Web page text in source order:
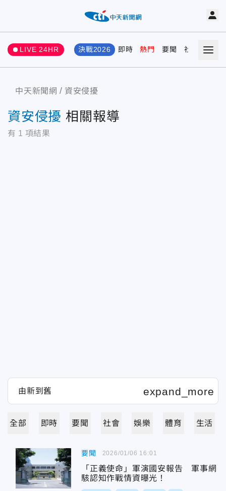
LIVE 24HR 決戰2026 即時 熱門 要聞 社會 娛樂
中天新聞網 資安侵擾
資安侵擾 相關報導
有 1 項結果
全部 即時 要聞 社會 娛樂 體育 生活
要聞
「正義使命」軍演國安報告 軍事網
駭認知作戰情資曝光！
2026/01/06 16:01